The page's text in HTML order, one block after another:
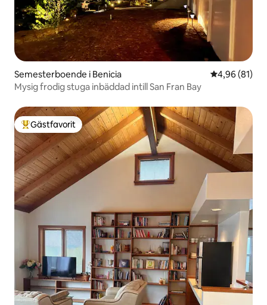
Semesterboende i Benicia 4,96 av 5 i
4,96 (81)
Mysig frodig stuga inbäddad intill San Fran Bay
Populär gästfavorit
Gästfavorit